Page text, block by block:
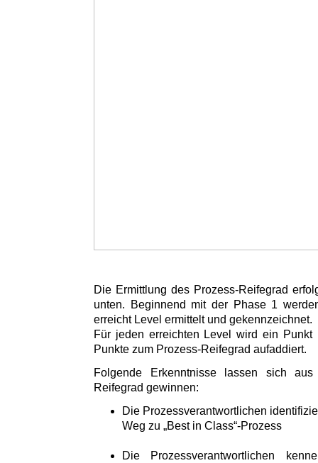
Die Ermittlung des Prozess-Reifegrad
unten. Beginnend mit der Phase 1
erreicht Level ermittelt und gekennzeichnet.
Für jeden erreichten Level wird ein
Punkte zum Prozess-Reifegrad aufaddiert.
Folgende Erkenntnisse lassen sich
Reifegrad gewinnen:
Die Prozessverantwortlichen
Weg zu „Best in Class“-Prozess
Die Prozessverantwortlichen